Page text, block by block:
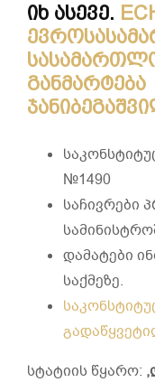
იხ ასევე.
№1490
საჩივრები
დამატები
საქმეზე.
სტატიის წყარო: